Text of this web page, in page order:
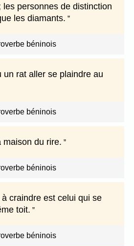
les personnes de distinction
les diamants.
béninois
un rat aller se plaindre au
béninois
maison du rire.
béninois
craindre est celui qui se
toit.
béninois